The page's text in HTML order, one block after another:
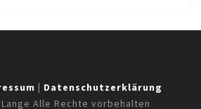
| Datenschutzerklärung
Lange Alle Rechte vorbehalten